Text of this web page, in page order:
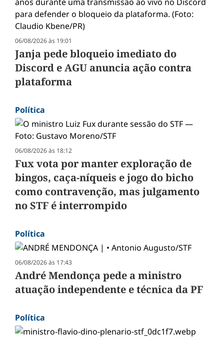
06/08/2026 às 19:01
Janja pede bloqueio imediato do
Discord e AGU anuncia ação contra
plataforma
Política
06/08/2026 às 18:12
Fux vota por manter exploração de
bingos, caça-níqueis e jogo do bicho
como contravenção, mas julgamento
no STF é interrompido
Política
06/08/2026 às 17:43
André Mendonça pede a ministro
atuação independente e técnica da PF
Política